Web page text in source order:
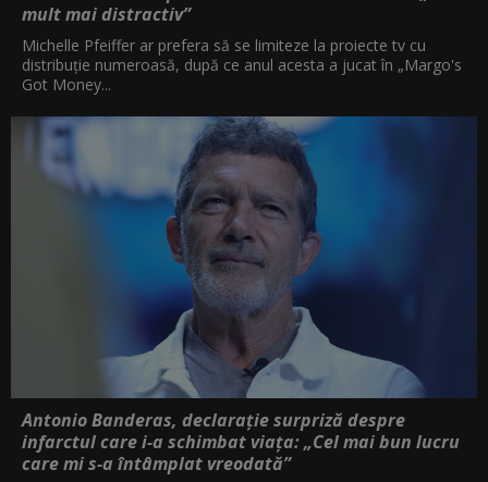
mult mai distractiv”
Michelle Pfeiffer ar prefera să se limiteze la proiecte tv cu
distribuție numeroasă, după ce anul acesta a jucat în „Margo's
Got Money...
Antonio Banderas, declarație surpriză despre
infarctul care i-a schimbat viața: „Cel mai bun lucru
care mi s-a întâmplat vreodată”